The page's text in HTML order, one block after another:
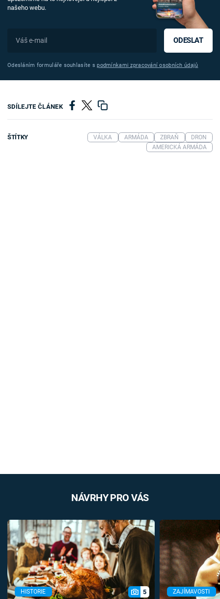
našeho webu.
ODESLAT
Odesláním formuláře souhlasíte spodmínkami zpracování osobních údajů
SDÍLEJTE ČLÁNEK
ŠTÍTKY VÁLKA ARMÁDA ZBRAŇ
DRON
AMERICKÁ ARMÁDA
NÁVRHY PRO VÁS
HISTORIE 5 ZAJÍMAVOSTI